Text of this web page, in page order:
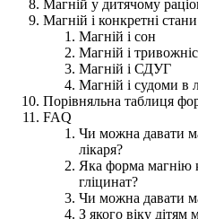
Магній у дитячому
Магній і конкретні
Магній і сон
Магній і
Магній і СДУГ
Магній і судоми в
Порівняльна таблиця
FAQ
Чи можна давати
лікаря?
Яка форма магнію
гліцинат?
Чи можна давати
З якого віку дітям